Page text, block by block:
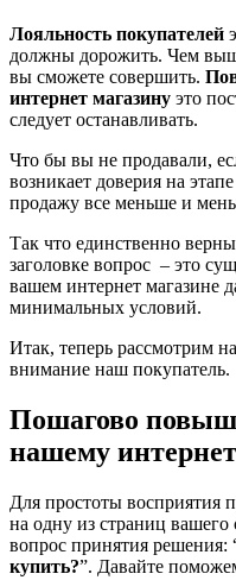
Лояльность покупателей
должны дорожить. Чем
вы сможете совершить.
интернет магазину это
следует останавливать.
Что бы вы не продавали,
возникает доверия на
продажу все меньше и
Так что единственно
заголовке вопрос – это
вашем интернет магазине
минимальных условий.
Итак, теперь рассмотрим
внимание наш покупатель.
Пошагово
нашему
Для простоты восприятия
на одну из страниц вашего
вопрос принятия решения:
купить?”. Давайте